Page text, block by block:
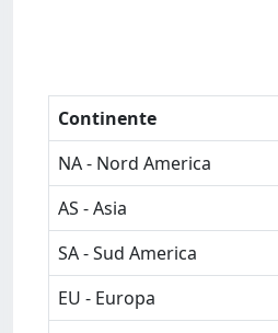
Continente
NA - Nord America
AS - Asia
SA - Sud America
EU - Europa